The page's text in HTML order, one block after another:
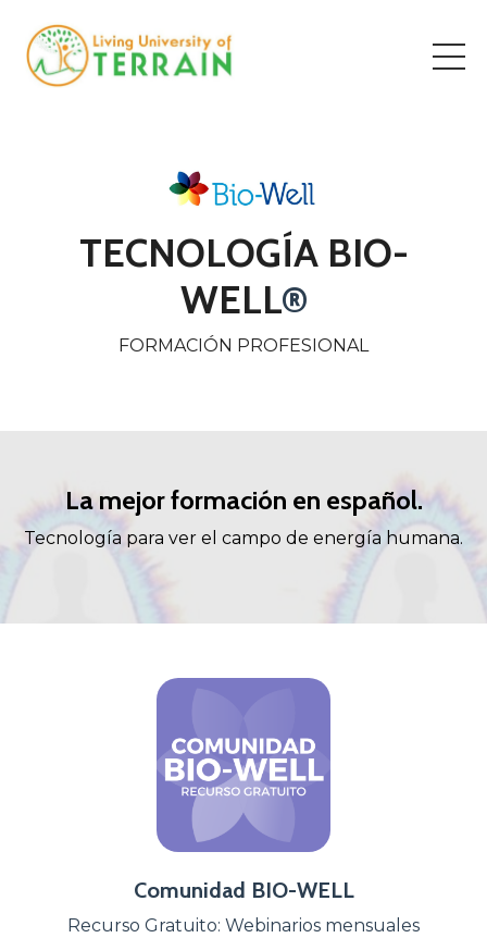
TECNOLOGÍA BIO-
WELL®
FORMACIÓN PROFESIONAL
La mejor formación en español.
Tecnología para ver el campo de energía humana.
Comunidad BIO-WELL
Recurso Gratuito: Webinarios mensuales